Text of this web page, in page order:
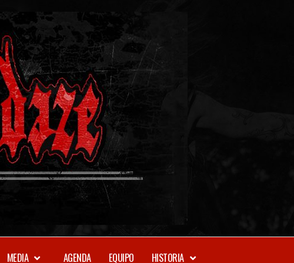
MEDIA AGENDA EQUIPO HISTORIA